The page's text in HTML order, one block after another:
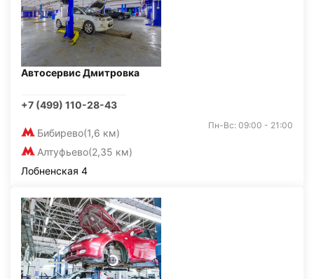
Автосервис Дмитровка
+7 (499) 110-28-43
Бибирево(1,6 км)
Алтуфьево(2,35 км)
Пн-Вс: 09:00 - 21:00
Лобненская 4